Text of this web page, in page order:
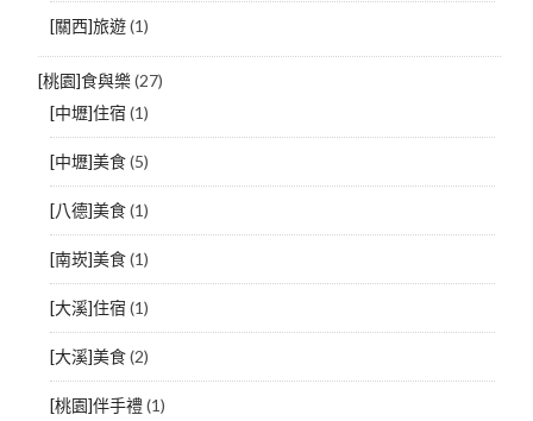
[關西]旅遊(1)
[桃園]食與樂(27)
[中壢]住宿 (1)
[中壢]美食(5)
[八德]美食(1)
[南崁]美食(1)
[大溪]住宿 (1)
[大溪]美食(2)
[桃園]伴手禮(1)